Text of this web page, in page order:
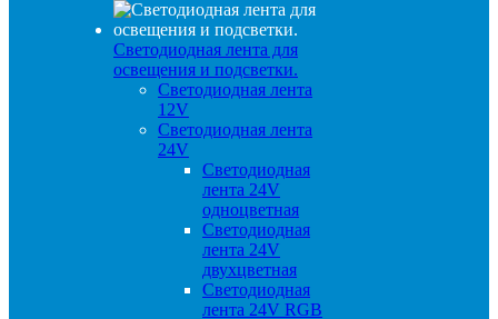
Светодиодная лента для
освещения и подсветки.
Светодиодная лента
12V
Светодиодная лента
24V
Светодиодная
лента 24V
одноцветная
Светодиодная
лента 24V
двухцветная
Светодиодная
лента 24V RGB